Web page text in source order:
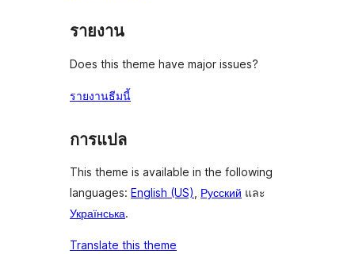
รายงาน
Does this theme have major issues?
รายงานธีมนี้
การแปล
This theme is available in the following
languages: English (US), Русский และ
Українська.
Translate this theme